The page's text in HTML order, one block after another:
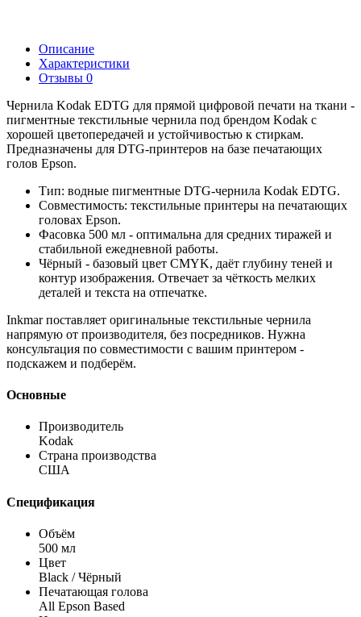
Описание
Характеристики
Отзывы 0
Чернила Kodak EDTG для прямой цифровой печати на ткани -
пигментные текстильные чернила под брендом Kodak с
хорошей цветопередачей и устойчивостью к стиркам.
Предназначены для DTG-принтеров на базе печатающих
голов Epson.
Тип: водные пигментные DTG-чернила Kodak EDTG.
Совместимость: текстильные принтеры на печатающих
головах Epson.
Фасовка 500 мл - оптимальна для средних тиражей и
стабильной ежедневной работы.
Чёрный - базовый цвет CMYK, даёт глубину теней и
контур изображения. Отвечает за чёткость мелких
деталей и текста на отпечатке.
Inkmar поставляет оригинальные текстильные чернила
напрямую от производителя, без посредников. Нужна
консультация по совместимости с вашим принтером -
подскажем и подберём.
Основные
Производитель
Kodak
Страна производства
США
Спецификация
Объём
500 мл
Цвет
Black / Чёрный
Печатающая голова
All Epson Based